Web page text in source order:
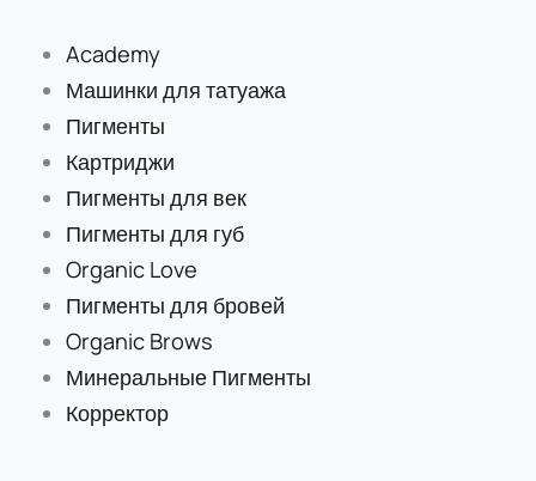
содержимому
Academy
Машинки для татуажа
Пигменты
Картриджи
Пигменты для век
Пигменты для губ
Organic Love
Пигменты для бровей
Organic Brows
Минеральные Пигменты
Корректор